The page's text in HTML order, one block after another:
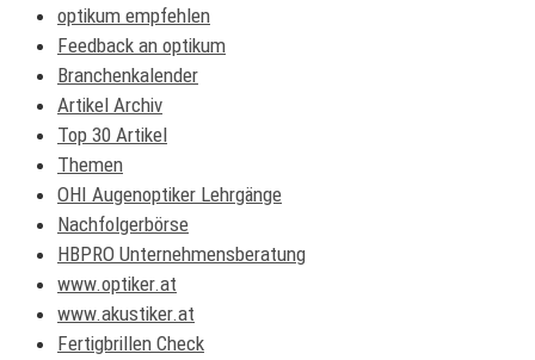
optikum empfehlen
Feedback an optikum
Branchenkalender
Artikel Archiv
Top 30 Artikel
Themen
OHI Augenoptiker Lehrgänge
Nachfolgerbörse
HBPRO Unternehmensberatung
www.optiker.at
www.akustiker.at
Fertigbrillen Check